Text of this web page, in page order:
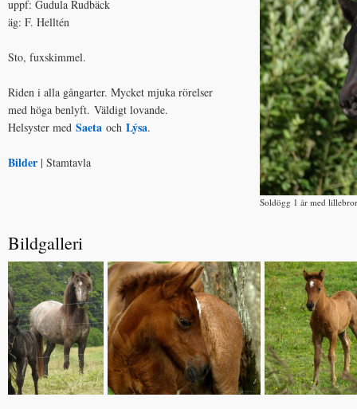
uppf: Gudula Rudbäck
äg: F. Helltén
Sto, fuxskimmel.
Riden i alla gångarter. Mycket mjuka rörelser
med höga benlyft. Väldigt lovande.
Helsyster med Saeta och Lýsa.
Bilder | Stamtavla
Soldögg 1 år med
Bildgalleri